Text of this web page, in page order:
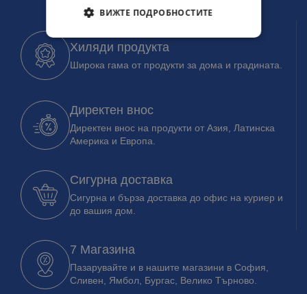
Хиляди продукта
Широка гама от продукти за дома и градината.
Директен внос
Директен внос на продукти от Азия, Латинска
Америка и Европа.
Сигурна доставка
Сигурна и бърза доставка до офис на куриер и
до вашия дом.
7 Магазина
Пазарувайте и в нашите магазини в София,
Сливен, Ямбол, Бургас, Велико Търново.
ВИЖТЕ ПОДРОБНОСТИТЕ